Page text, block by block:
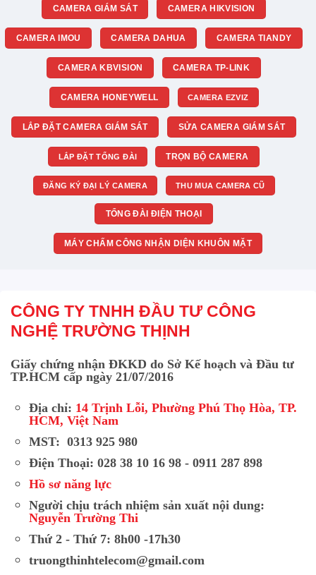
CAMERA GIÁM SÁT CAMERA HIKVISION
CAMERA IMOU CAMERA DAHUA CAMERA TIANDY
CAMERA KBVISION CAMERA TP-LINK
CAMERA HONEYWELL CAMERA EZVIZ
LẮP ĐẶT CAMERA GIÁM SÁT SỬA CAMERA GIÁM SÁT
LẮP ĐẶT TỔNG ĐÀI TRỌN BỘ CAMERA
ĐĂNG KÝ ĐẠI LÝ CAMERA THU MUA CAMERA CŨ
TỔNG ĐÀI ĐIỆN THOẠI
MÁY CHẤM CÔNG NHẬN DIỆN KHUÔN MẶT
CÔNG TY TNHH ĐẦU TƯ CÔNG
NGHỆ TRƯỜNG THỊNH
Giấy chứng nhận ĐKKD do Sở Kế hoạch và Đầu tư
TP.HCM cấp ngày 21/07/2016
Địa chỉ: 14 Trịnh Lỗi, Phường Phú Thọ Hòa, TP.
HCM, Việt Nam
MST: 0313 925 980
Điện Thoại: 028 38 10 16 98 - 0911 287 898
Hồ sơ năng lực
Người chịu trách nhiệm sản xuất nội dung:
Nguyễn Trường Thi
Thứ 2 - Thứ 7: 8h00 -17h30
truongthinhtelecom@gmail.com